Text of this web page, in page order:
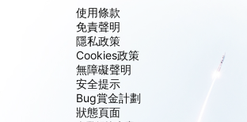
使用條款
免責聲明
隱私政策
Cookies政策
無障礙聲明
安全提示
Bug賞金計劃
狀態頁面